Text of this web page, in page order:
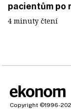
pacientům po
4 minuty čtení
Copyright ©1996-